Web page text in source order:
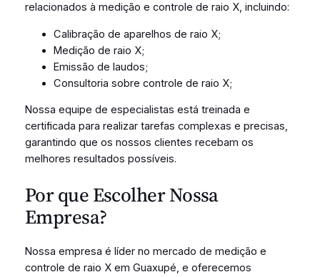
relacionados à medição e controle de raio X, incluindo:
Calibração de aparelhos de raio X;
Medição de raio X;
Emissão de laudos;
Consultoria sobre controle de raio X;
Nossa equipe de especialistas está treinada e
certificada para realizar tarefas complexas e precisas,
garantindo que os nossos clientes recebam os
melhores resultados possíveis.
Por que Escolher Nossa
Empresa?
Nossa empresa é líder no mercado de medição e
controle de raio X em Guaxupé, e oferecemos